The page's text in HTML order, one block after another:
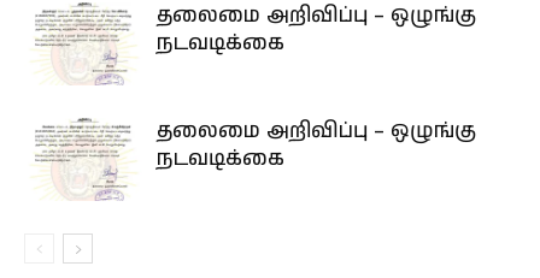
தலைமை அறிவிப்பு – ஒழுங்கு
நடவடிக்கை
தலைமை அறிவிப்பு – ஒழுங்கு
நடவடிக்கை